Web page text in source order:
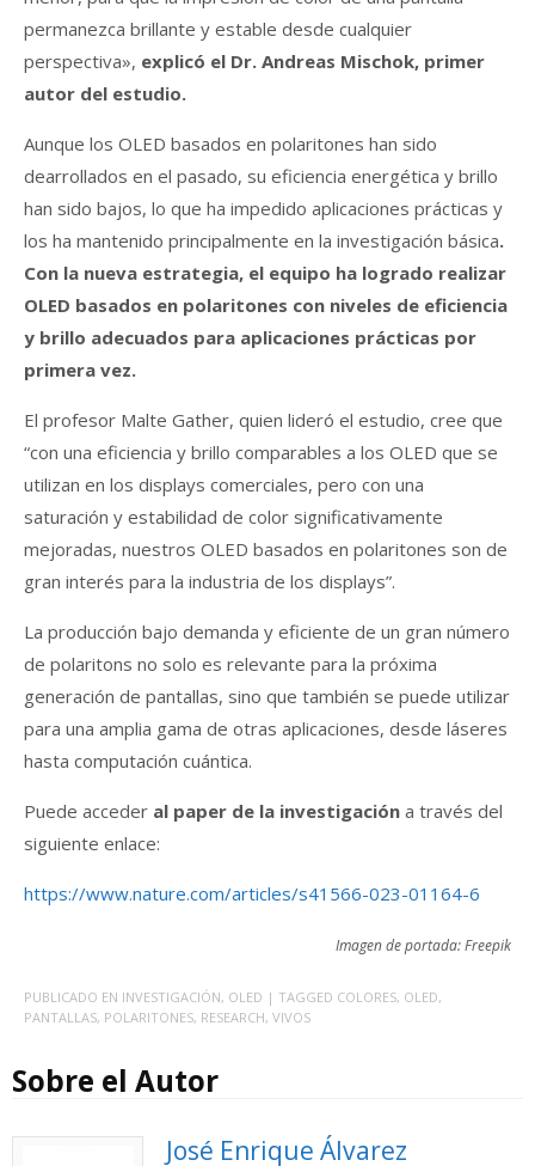
permanezca brillante y estable desde cualquier
perspectiva», explicó el Dr. Andreas Mischok, primer
autor del estudio.
Aunque los OLED basados en polaritones han sido
dearrollados en el pasado, su eficiencia energética y brillo
han sido bajos, lo que ha impedido aplicaciones prácticas y
los ha mantenido principalmente en la investigación básica.
Con la nueva estrategia, el equipo ha logrado realizar
OLED basados en polaritones con niveles de eficiencia
y brillo adecuados para aplicaciones prácticas por
primera vez.
El profesor Malte Gather, quien lideró el estudio, cree que
“con una eficiencia y brillo comparables a los OLED que se
utilizan en los displays comerciales, pero con una
saturación y estabilidad de color significativamente
mejoradas, nuestros OLED basados en polaritones son de
gran interés para la industria de los displays”.
La producción bajo demanda y eficiente de un gran número
de polaritons no solo es relevante para la próxima
generación de pantallas, sino que también se puede utilizar
para una amplia gama de otras aplicaciones, desde láseres
hasta computación cuántica.
Puede acceder al paper de la investigación a través del
siguiente enlace:
https://www.nature.com/articles/s41566-023-01164-6
Imagen de portada: Freepik
PUBLICADO EN INVESTIGACIÓN, OLED | TAGGED COLORES, OLED,
PANTALLAS, POLARITONES, RESEARCH, VIVOS
Sobre el Autor
José Enrique Álvarez